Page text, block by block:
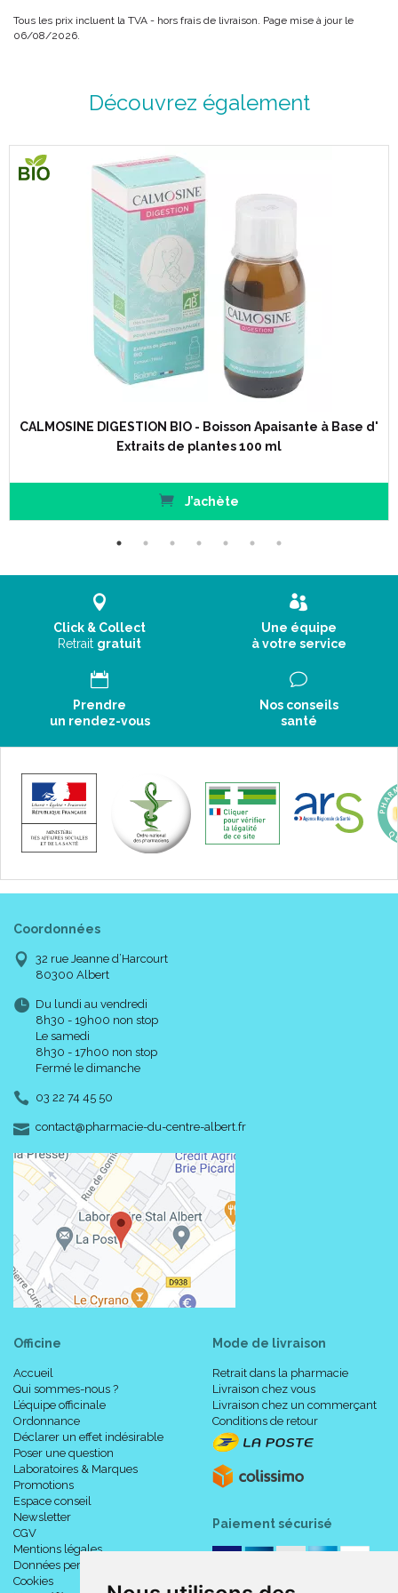
Tous les prix incluent la TVA - hors frais de livraison. Page mise à jour le
06/08/2026.
Découvrez également
CALMOSINE DIGESTION BIO - Boisson Apaisante à Base d'
Extraits de plantes 100 ml
J’achète
Click & Collect
Retrait gratuit
Une équipe
à votre service
Prendre
un rendez-vous
Nos conseils
santé
Coordonnées
32 rue Jeanne d’Harcourt
80300 Albert
Du lundi au vendredi
8h30 - 19h00 non stop
Le samedi
8h30 - 17h00 non stop
Fermé le dimanche
03 22 74 45 50
contact-
@-
pharmacie-du-centre-albert.fr
Officine
Accueil
Qui sommes-nous ?
L’équipe officinale
Ordonnance
Déclarer un effet indésirable
Poser une question
Laboratoires & Marques
Promotions
Espace conseil
Newsletter
CGV
Mentions légales
Données personnelles
Cookies
Mode de livraison
Retrait dans la pharmacie
Livraison chez vous
Livraison chez un commerçant
Conditions de retour
Paiement sécurisé